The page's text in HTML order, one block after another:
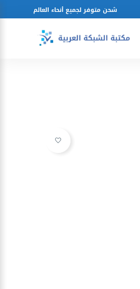
شحن متوفر لجميع أنحاء العالم